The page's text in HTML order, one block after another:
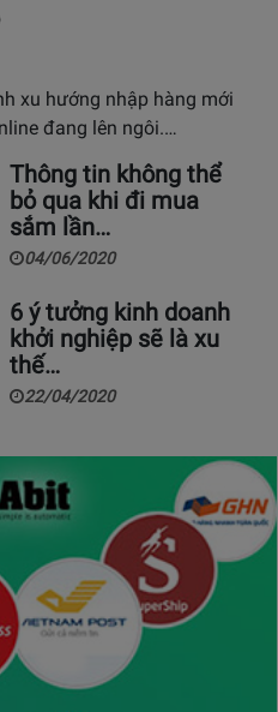
xu hướng nhập hàng mới
đang lên ngôi.…
Thông tin không thể
bỏ qua khi đi mua
sắm lần…
04/06/2020
6 ý tưởng kinh doanh
khởi nghiệp sẽ là xu
thế…
22/04/2020